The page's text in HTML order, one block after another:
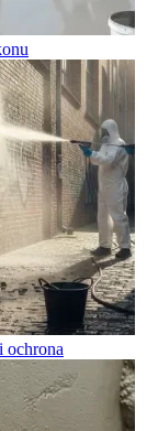
ochrona